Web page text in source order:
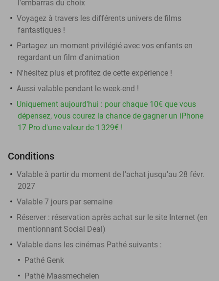
l'embarras du choix
Voyagez à travers les différents univers de films
fantastiques !
Partagez un moment privilégié avec vos enfants en
regardant un film d'animation
N'hésitez plus et profitez de cette expérience !
Aussi valable pendant le week-end !
Uniquement aujourd'hui : pour chaque 10€ que vous
dépensez, vous courez la chance de gagner un iPhone
17 Pro d'une valeur de 1 329€ !
Conditions
Valable à partir du moment de l'achat jusqu'au 28 févr.
2027
Valable 7 jours par semaine
Réserver : réservation après achat sur le site Internet (en
mentionnant Social Deal)
Valable dans les cinémas Pathé suivants :
Pathé Genk
Pathé Maasmechelen